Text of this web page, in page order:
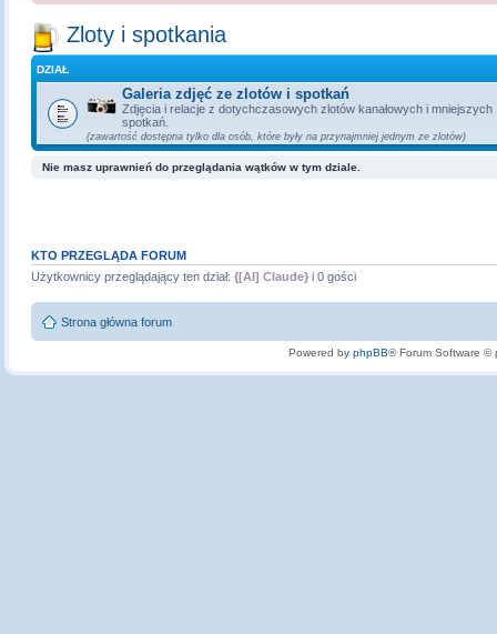
Zloty i spotkania
DZIAŁ
Galeria zdjęć ze zlotów i spotkań
Zdjęcia i relacje z dotychczasowych zlotów kanałowych i mniejszych
spotkań.
(zawartość dostępna tylko dla osób, które były na przynajmniej jednym ze zlotów)
Nie masz uprawnień do przeglądania wątków w tym dziale.
KTO PRZEGLĄDA FORUM
Użytkownicy przeglądający ten dział:{[AI] Claude} i 0 gości
Strona główna forum
Powered by phpBB® Forum Software ©